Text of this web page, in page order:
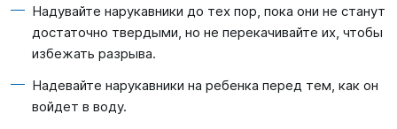
Надувайте нарукавники до тех пор, пока они не станут
достаточно твердыми, но не перекачивайте их, чтобы
избежать разрыва.
Надевайте нарукавники на ребенка перед тем, как он
войдет в воду.